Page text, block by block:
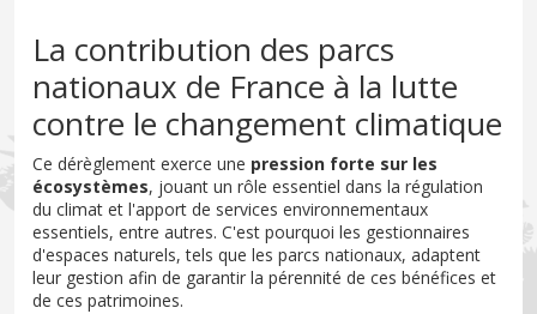
La contribution des parcs
nationaux de France à la lutte
contre le changement climatique
Ce dérèglement exerce une pression forte sur les
écosystèmes, jouant un rôle essentiel dans la régulation
du climat et l'apport de services environnementaux
essentiels, entre autres. C'est pourquoi les gestionnaires
d'espaces naturels, tels que les parcs nationaux, adaptent
leur gestion afin de garantir la pérennité de ces bénéfices et
de ces patrimoines.